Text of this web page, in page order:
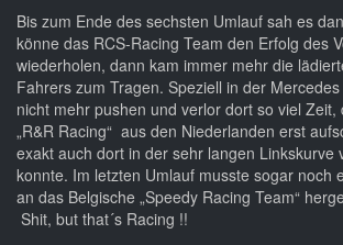
Bis zum Ende des sechsten Umlauf sah es
könne das RCS-Racing Team den Erfolg des
wiederholen, dann kam immer mehr die
Fahrers zum Tragen. Speziell in der
nicht mehr pushen und verlor dort so viel Zeit,
„R&R Racing“ aus den Niederlanden erst
exakt auch dort in der sehr langen Linkskurve
konnte. Im letzten Umlauf musste sogar noch
an das Belgische „Speedy Racing Team“
Shit, but that´s Racing !!